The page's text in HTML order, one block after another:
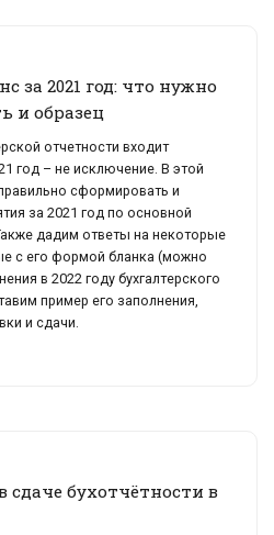
за 2021 год: что нужно
и образец
отчетности входит
год – не исключение. В этой
сформировать и
за 2021 год по основной
дадим ответы на некоторые
с его формой бланка (можно
в 2022 году бухгалтерского
пример его заполнения,
и сдачи.
сдаче бухотчётности в